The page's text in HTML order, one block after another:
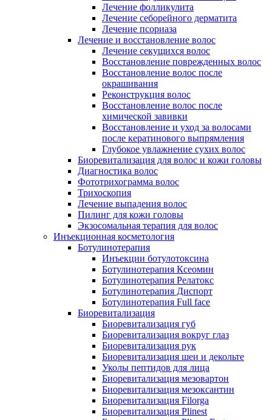
Лечение фолликулита
Лечение себорейного дерматита
Лечение псориаза
Лечение и восстановление волос
Лечение секущихся волос
Восстановление поврежденных волос
Восстановление волос после
окрашивания
Реконструкция волос
Восстановление волос после
химической завивки
Восстановление и уход за волосами
после кератинового выпрямления
Глубокое увлажнение сухих волос
Биоревитализация для волос и кожи головы
Диагностика волос
Фототрихограмма волос
Трихоскопия
Лечение выпадения волос
Пилинг для кожи головы
Экзосомальная терапия для волос
Инъекционная косметология
Ботулинотерапия
Инъекции ботулотоксина
Ботулинотерапия Ксеомин
Ботулинотерапия Релатокс
Ботулинотерапия Диспорт
Ботулинотерапия Full face
Биоревитализация
Биоревитализация губ
Биоревитализация вокруг глаз
Биоревитализация рук
Биоревитализация шеи и декольте
Уколы пептидов для лица
Биоревитализация мезовартон
Биоревитализация мезоксантин
Биоревитализация Filorga
Биоревитализация Plinest